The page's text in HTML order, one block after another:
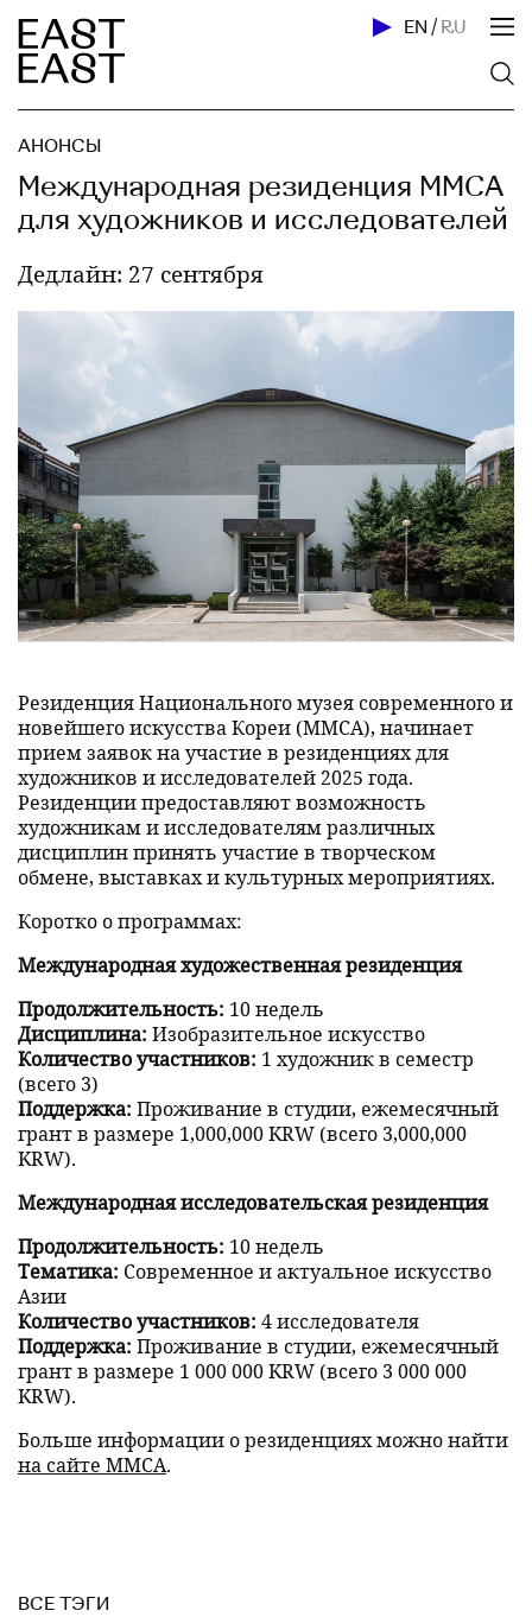
EN / RU
АНОНСЫ
Международная резиденция MMCA
для художников и исследователей
Дедлайн: 27 сентября
Резиденция Национального музея современного и
новейшего искусства Кореи (MMCA), начинает
прием заявок на участие в резиденциях для
художников и исследователей 2025 года.
Резиденции предоставляют возможность
художникам и исследователям различных
дисциплин принять участие в творческом
обмене, выставках и культурных мероприятиях.
Коротко о программах:
Международная художественная резиденция
Продолжительность: 10 недель
Дисциплина: Изобразительное искусство
Количество участников: 1 художник в семестр
(всего 3)
Поддержка: Проживание в студии, ежемесячный
грант в размере 1,000,000 KRW (всего 3,000,000
KRW).
Международная исследовательская резиденция
Продолжительность: 10 недель
Тематика: Современное и актуальное искусство
Азии
Количество участников: 4 исследователя
Поддержка: Проживание в студии, ежемесячный
грант в размере 1 000 000 KRW (всего 3 000 000
KRW).
Больше информации о резиденциях можно найти
на сайте MMCA.
ВСЕ ТЭГИ